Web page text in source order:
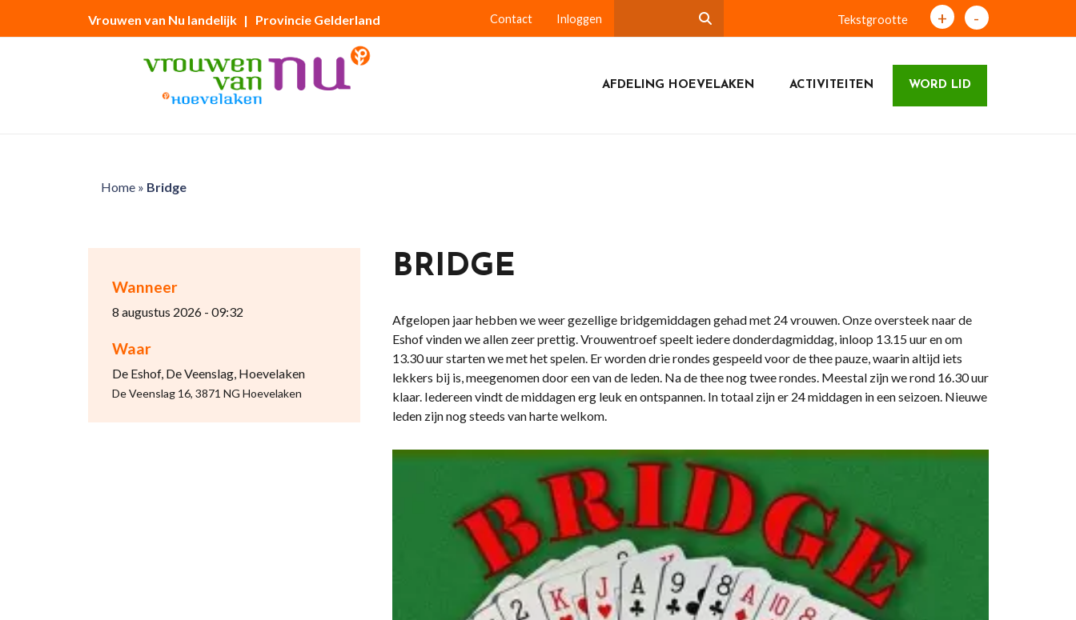
Vrouwen van Nu landelijk | Provincie Gelderland Contact Inloggen Tekstgrootte + -
AFDELING HOEVELAKEN ACTIVITEITEN WORD LID
Home» Bridge
Wanneer
8 augustus 2026 - 09:32
Waar
De Eshof, De Veenslag, Hoevelaken
De Veenslag 16, 3871 NG Hoevelaken
BRIDGE
Afgelopen jaar hebben we weer gezellige bridgemiddagen gehad met 24 vrouwen. Onze oversteek naar de
Eshof vinden we allen zeer prettig. Vrouwentroef speelt iedere donderdagmiddag, inloop 13.15 uur en om
13.30 uur starten we met het spelen. Er worden drie rondes gespeeld voor de thee pauze, waarin altijd iets
lekkers bij is, meegenomen door een van de leden. Na de thee nog twee rondes. Meestal zijn we rond 16.30 uur
klaar. Iedereen vindt de middagen erg leuk en ontspannen. In totaal zijn er 24 middagen in een seizoen. Nieuwe
leden zijn nog steeds van harte welkom.